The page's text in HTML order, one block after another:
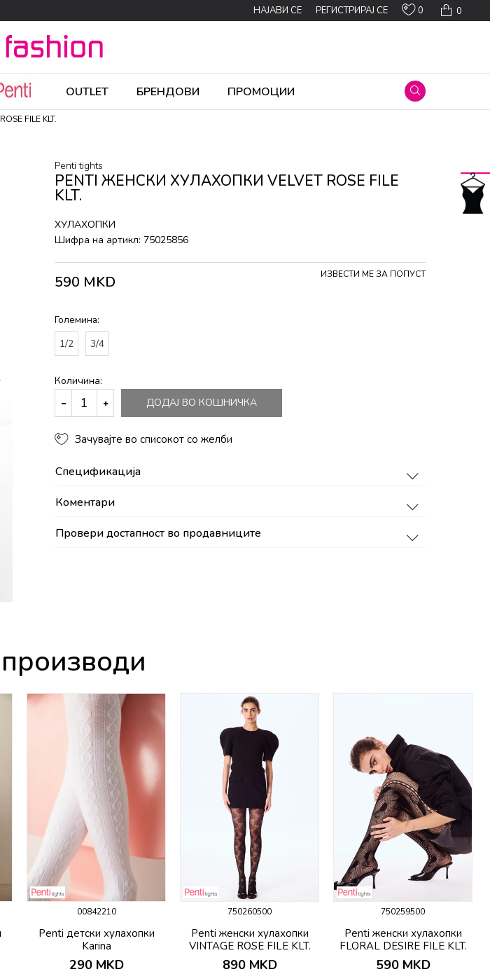
0
0
НАЈАВИ СЕ РЕГИСТРИРАЈ СЕ
OUTLET БРЕНДОВИ ПРОМОЦИИ
FILE KLT.
Penti tights
PENTI ЖЕНСКИ ХУЛАХОПКИ VELVET ROSE FILE
KLT.
ХУЛАХОПКИ
Шифра на артикл: 75025856
590 MKD ИЗВЕСТИ МЕ ЗА ПОПУСТ
Големина:
1/2
3/4
Количина:
ДОДАЈ ВО КОШНИЧКА
Зачувајте во списокот со желби
Спецификација
Коментари
Провери достапност во продавниците
00842210
Penti детски хулахопки
Karina
290 MKD
750260500
Penti женски хулахопки
VINTAGE ROSE FILE KLT.
890 MKD
750259500
Penti женски хулахопки
FLORAL DESIRE FILE KLT.
590 MKD